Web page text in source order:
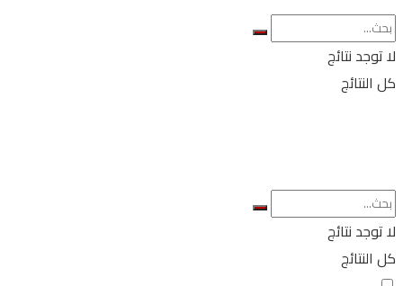
لا توجد نتائج
كل النتائج
لا توجد نتائج
كل النتائج